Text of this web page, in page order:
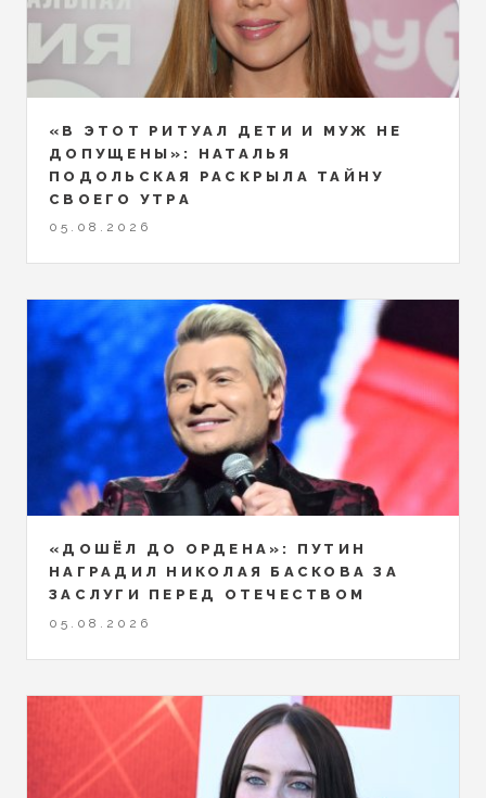
«В ЭТОТ РИТУАЛ ДЕТИ И МУЖ НЕ
ДОПУЩЕНЫ»: НАТАЛЬЯ
ПОДОЛЬСКАЯ РАСКРЫЛА ТАЙНУ
СВОЕГО УТРА
05.08.2026
«ДОШЁЛ ДО ОРДЕНА»: ПУТИН
НАГРАДИЛ НИКОЛАЯ БАСКОВА ЗА
ЗАСЛУГИ ПЕРЕД ОТЕЧЕСТВОМ
05.08.2026